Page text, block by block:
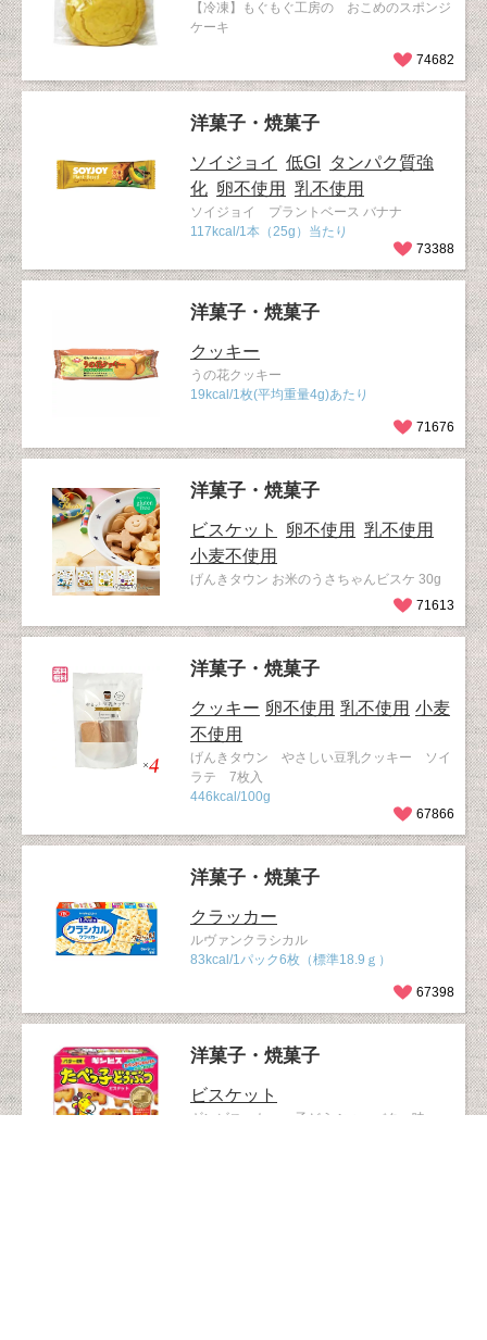
【冷凍】もぐもぐ工房の おこめのスポンジ
ケーキ
74682
洋菓子・焼菓子
ソイジョイ 低GI
タンパク質強
化 卵不使用 乳不使用
ソイジョイ プラントベース バナナ
117kcal/1本（25g）当たり
73388
洋菓子・焼菓子
クッキー
うの花クッキー
19kcal/1枚(平均重量4g)あたり
71676
洋菓子・焼菓子
ビスケット 卵不使用
乳不使用
小麦不使用
げんきタウン お米のうさちゃんビスケ 30g
71613
洋菓子・焼菓子
クッキー 卵不使用 乳不使用 小麦
不使用
げんきタウン やさしい豆乳クッキー ソイ
ラテ 7枚入
446kcal/100g
67866
洋菓子・焼菓子
クラッカー
ルヴァンクラシカル
83kcal/1パック6枚（標準18.9ｇ）
67398
洋菓子・焼菓子
ビスケット
ギンビス たべっ子どうぶつ バター味